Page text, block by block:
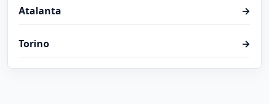
Atalanta →
Torino →